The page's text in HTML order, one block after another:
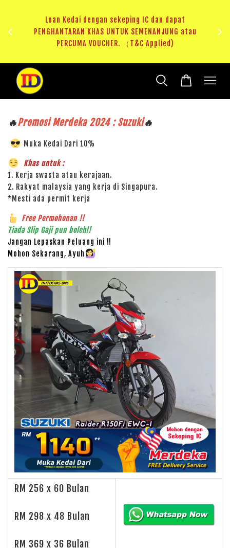
Loan Kedai dengan sekeping IC dan dapat
PENGHANTARAN KHAS UNTUK SEMENANJUNG atau
PERCUMA VOUCHER. （T&C Applied)
🔥Promosi Merdeka 2024 : Suzuki🔥
Muka Kedai Dari 10%
Khas untuk :
1. Kerja swasta atau kerajaan.
2. Rakyat malaysia yang kerja di Singapura.
*Mesti ada permit kerja
Free Permohonan !!
Tiada Slip Gaji pun boleh!!
Jangan Lepaskan Peluang ini !!
Mohon Sekarang, Ayuh
RM 256 x 60 Bulan
RM 298 x 48 Bulan
RM 369 x 36 Bulan